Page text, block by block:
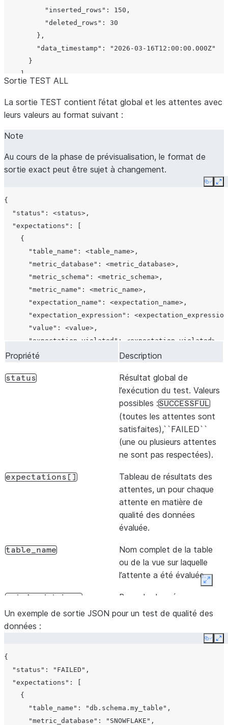
de la
changeset[].changes
Un
changeset[].changes[].kind
clés
changeset[].changes[].attribute_name
kind
de
changeset[].changes[].collection_name
            },
              "kind": "modified",
              "item_id": "ORDER_STATUS",
              "changes": [
                  "kind": "changed",
                  "attribute_name": "data_type",
                  "prev_value": "VARCHAR(20)"
              ]
            },
            {
              "kind": "removed",
              "item_id": "LEGACY_FLAG"
            }
      "type": "DROP",
      "object_id": {
        "name": "OLD_REPORT_VIEW",
        "fqn": "MY_DB.ANALYTICS.OLD_REPORT_VIEW",
        "schema": "ANALYTICS"
    }
          "inserted_rows": 150,
          "deleted_rows": 30
        },
        "data_timestamp": "2026-03-16T12:00:00.000Z"
      }
    ]
Sortie TEST ALL
La sortie TEST contient l’état global et les attentes avec
leurs valeurs au format suivant :
Note
Au cours de la phase de prévisualisation, le format de
sortie exact peut être sujet à changement.
Copy
{
  "status": <status>,
  "expectations": [
    {
      "table_name": <table_name>,
      "metric_database": <metric_database>,
      "metric_schema": <metric_schema>,
      "metric_name": <metric_name>,
      "expectation_name": <expectation_name>,
"expectation_expression":
      "value": <value>,
      "expectation_violated": <expectation_violated>,
      "column_names": <column_names>
  ]
Propriété Description
status
Résultat global de
l’exécution du test. Valeurs
possibles :SUCCESSFUL
(toutes les attentes sont
satisfaites),``FAILED``
(une ou plusieurs attentes
ne sont pas respectées).
expectations[]
Tableau de résultats des
attentes, un pour chaque
attente en matière de
qualité des données
évaluée.
table_name
Nom complet de la table
ou de la vue sur laquelle
l’attente a été évaluée.
metric_database
Base de données
contenant la fonction de
metric_name
métrique des données (par
exemple,
Un exemple de sortie JSON pour un test de qualité des
données :
Copy
{
  "status": "FAILED",
  "expectations": [
    {
      "table_name": "db.schema.my_table",
      "metric_database": "SNOWFLAKE",